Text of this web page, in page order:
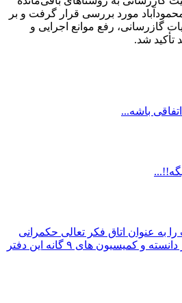
مورد بررسی قرار گرفت و بر
گازرسانی، رفع موانع اجرایی و
تأکید شد.
باشه...
به عنوان اتاق فکر تعالی حکمرانی
ساختار اجرایی کشور دانسته و کمیسیون های ۹ گانه این دفتر